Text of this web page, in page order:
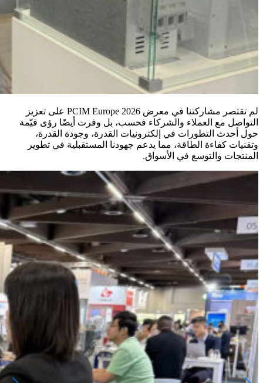
لم تقتصر مشاركتنا في معرض PCIM Europe 2026 على تعزيز
التواصل مع العملاء والشركاء فحسب، بل وفرت أيضًا رؤى قيّمة
حول أحدث التطورات في إلكترونيات القدرة، وجودة القدرة،
وتقنيات كفاءة الطاقة، مما يدعم جهودنا المستقبلية في تطوير
المنتجات والتوسع في الأسواق.